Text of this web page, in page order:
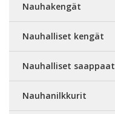
Nauhakengät
Nauhalliset kengät
Nauhalliset saappaat
Nauhanilkkurit